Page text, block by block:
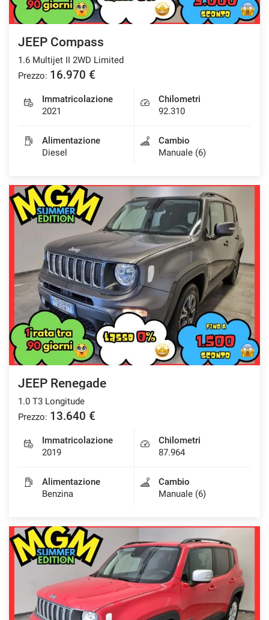
JEEP Compass
1.6 Multijet II 2WD Limited
Prezzo: 16.970 €
Immatricolazione
2021
Chilometri
92.310
Alimentazione
Diesel
Cambio
Manuale (6)
JEEP Renegade
1.0 T3 Longitude
Prezzo: 13.640 €
Immatricolazione
2019
Chilometri
87.964
Alimentazione
Benzina
Cambio
Manuale (6)